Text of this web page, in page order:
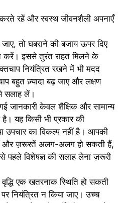
रहें और स्वस्थ जीवनशैली अपनाएँ
तो घबराने की बजाय ऊपर दिए
करें। इससे तुरंत राहत मिलने के
नियंत्रित रखने में भी मदद
बहुत ज़्यादा बढ़ जाए और लक्षण
सलाह लें।
जानकारी केवल शैक्षिक और सामान्य
है। यह किसी भी प्रकार की
उपचार का विकल्प नहीं है। आपकी
और ज़रूरतें अलग-अलग हो सकती हैं,
पहले विशेषज्ञ की सलाह लेना ज़रूरी
एक खतरनाक स्थिति हो सकती
नियंत्रित न किया जाए। उच्च